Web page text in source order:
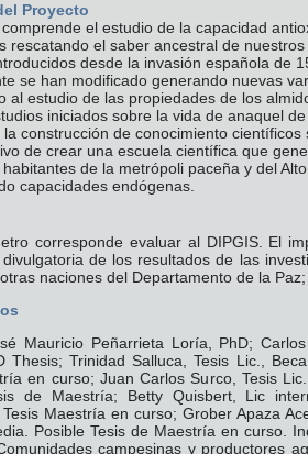
Proyecto
el estudio de la capacidad
rescatando el saber ancestral de
desde la invasión española de
se han modificado generando nuevas
al estudio de las propiedades de los
iniciados sobre la vida de anaquel
construcción de conocimiento
de crear una escuela científica que
de la metrópoli paceña y del
capacidades endógenas.
corresponde evaluar al DIPGIS. El
divulgatoria de los resultados de las
naciones del Departamento de la
Mauricio Peñarrieta Loría, PhD;
Thesis; Trinidad Salluca, Tesis Lic.,
en curso; Juan Carlos Surco, Tesis
de Maestría; Betty Quisbert, Lic
Maestría en curso; Grober Apaza
Posible Tesis de Maestría en curso.
campesinas y productores